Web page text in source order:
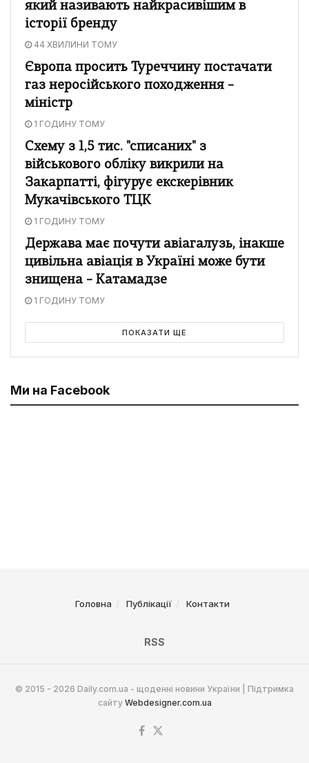
який називають найкрасивішим в
історії бренду
44 ХВИЛИНИ ТОМУ
Європа просить Туреччину постачати
газ неросійського походження –
міністр
1 ГОДИНУ ТОМУ
Схему з 1,5 тис. "списаних" з
військового обліку викрили на
Закарпатті, фігурує екскерівник
Мукачівського ТЦК
1 ГОДИНУ ТОМУ
Держава має почути авіагалузь, інакше
цивільна авіація в Україні може бути
знищена – Катамадзе
1 ГОДИНУ ТОМУ
ПОКАЗАТИ ЩЕ
Ми на Facebook
Головна Публікації Контакти
RSS
© 2015 - 2026 Daily.com.ua - щоденні новини України | Підтримка
сайту Webdesigner.com.ua